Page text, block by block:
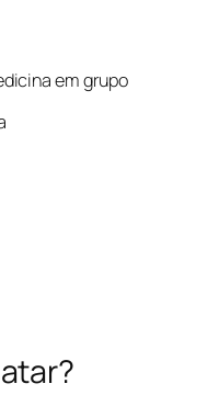
em grupo